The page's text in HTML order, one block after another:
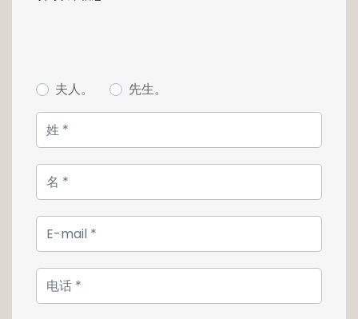
baignoire et d'une douche. Deux autres
chambres, une salle de douche, une
buanderie et un wc séparé complètent cet
ensemble.
L'appartement offre la possibilité d'agrandir
l'espace de vie en modifiant la typologie de
l'appartement en 2 chambres.
Possibilité d'acquérir une place de parking
intérieur à 60 000 euros TTC l'unité.
夫人。 先生。